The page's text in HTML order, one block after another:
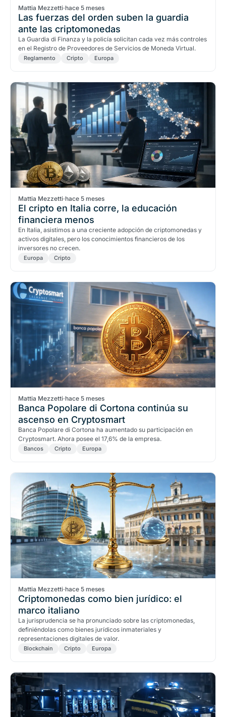
Mattia Mezzetti·hace 5 meses
Las fuerzas del orden suben la guardia
ante las criptomonedas
La Guardia di Finanza y la policía solicitan cada vez más controles
en el Registro de Proveedores de Servicios de Moneda Virtual.
Reglamento Cripto Europa
Mattia Mezzetti·hace 5 meses
El cripto en Italia corre, la educación
financiera menos
En Italia, asistimos a una creciente adopción de criptomonedas y
activos digitales, pero los conocimientos financieros de los
inversores no crecen.
Europa Cripto
Mattia Mezzetti·hace 5 meses
Banca Popolare di Cortona continúa su
ascenso en Cryptosmart
Banca Popolare di Cortona ha aumentado su participación en
Cryptosmart. Ahora posee el 17,6% de la empresa.
Bancos Cripto Europa
Mattia Mezzetti·hace 5 meses
Criptomonedas como bien jurídico: el
marco italiano
La jurisprudencia se ha pronunciado sobre las criptomonedas,
definiéndolas como bienes jurídicos inmateriales y
representaciones digitales de valor.
Blockchain Cripto Europa